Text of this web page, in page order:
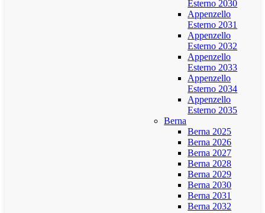
Esterno 2030
Appenzello
Esterno 2031
Appenzello
Esterno 2032
Appenzello
Esterno 2033
Appenzello
Esterno 2034
Appenzello
Esterno 2035
Berna
Berna 2025
Berna 2026
Berna 2027
Berna 2028
Berna 2029
Berna 2030
Berna 2031
Berna 2032